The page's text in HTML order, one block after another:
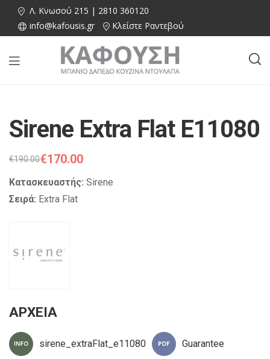
Λ. Κνωσού 215 | 2810 360120
info@kafousis.gr
Κλείστε Ραντεβού
Sirene Extra Flat E11080
€190.00€170.00
Κατασκευαστής: Sirene
Σειρά: Extra Flat
ΑΡΧΕΙΑ
sirene_extraFlat_e11080 Guarantee